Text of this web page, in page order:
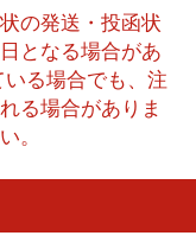
の発送・投函状
となる場合があ
る場合でも、注
る場合がありま
。